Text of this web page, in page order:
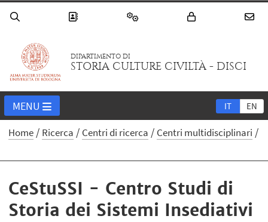
DIPARTIMENTO DI
STORIA CULTURE CIVILTÀ - DISCI
IT EN
MENU
Home Ricerca Centri di ricerca Centri multidisciplinari
CeStuSSI - Centro Studi di
Storia dei Sistemi Insediativi